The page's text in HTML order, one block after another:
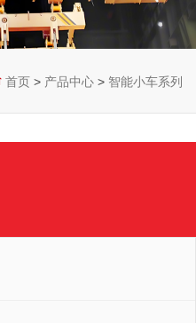
首页 > 产品中心 > 智能小车系列